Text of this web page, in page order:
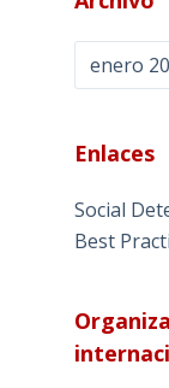
Enlaces
Social
Best